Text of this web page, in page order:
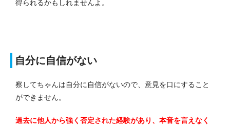
得られるかもしれませんよ。
自分に自信がない
察してちゃんは自分に自信がないので、意見を口にすること
ができません。
過去に他人から強く否定された経験があり、本音を言えなく